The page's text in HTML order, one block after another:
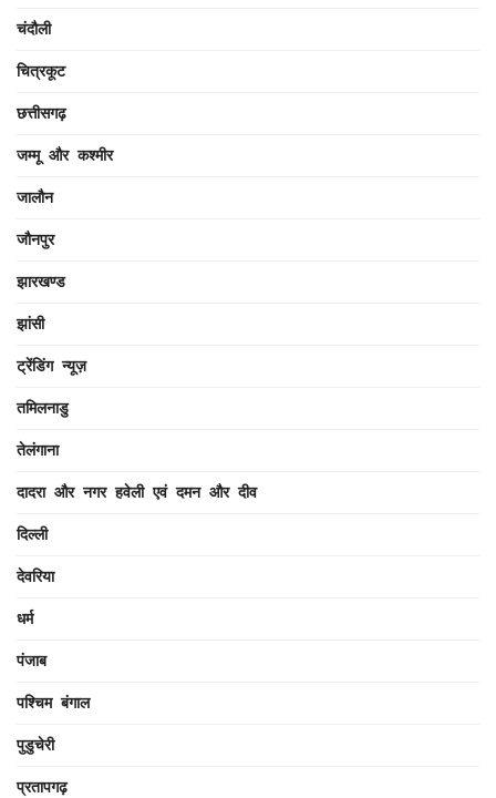
चंदौली
चित्रकूट
छत्तीसगढ़
जम्मू और कश्मीर
जालौन
जौनपुर
झारखण्ड
झांसी
ट्रेंडिंग न्यूज़
तमिलनाडु
तेलंगाना
दादरा और नगर हवेली एवं दमन और दीव
दिल्ली
देवरिया
धर्म
पंजाब
पश्चिम बंगाल
पुडुचेरी
प्रतापगढ़